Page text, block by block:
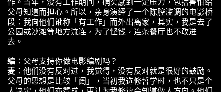
父母知道而担心。所以，亲身演绎了一个陈腔滥调的电影桥
段：我向他们讹称「有工作」而外出离家，其实，我是去了
公园或沙滩等地方流连，为了悭钱，连茶餐厅也不敢进
去。
编 ：父母支持你做电影编剧吗？
麦 ：他们没有反对过，我觉得，没有反对就是很好的鼓励。
父母的思想是比较「阔」，当初我选修哲学时，也不只是个